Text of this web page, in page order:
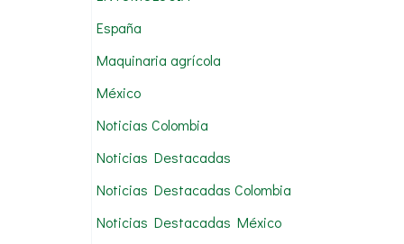
:España
Maquinaria agrícola
México
Noticias Colombia
Noticias Destacadas
Noticias Destacadas Colombia
Noticias Destacadas México